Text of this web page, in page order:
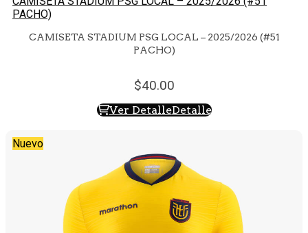
PACHO)
CAMISETA STADIUM PSG LOCAL – 2025/2026 (#51
PACHO)
40.00
Ver DetalleDetalle
Nuevo